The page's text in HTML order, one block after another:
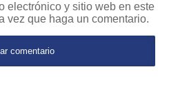
electrónico y sitio web en este
vez que haga un comentario.